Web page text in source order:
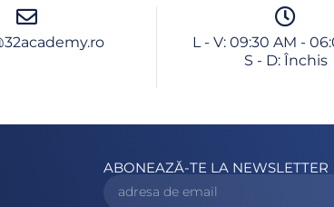
L - V: 09:30 AM -
S - D: Închis
ABONEAZĂ-TE LA NEWSLETTER